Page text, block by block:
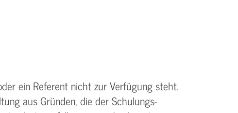
ein Referent nicht zur Verfügung steht.
aus Gründen, die der Schulungs­